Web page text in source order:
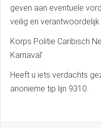
geven aan eventuele
veilig en
Korps Politie Caribisch
Karnaval’
Heeft u iets verdachts
anonieme tip lijn 9310.